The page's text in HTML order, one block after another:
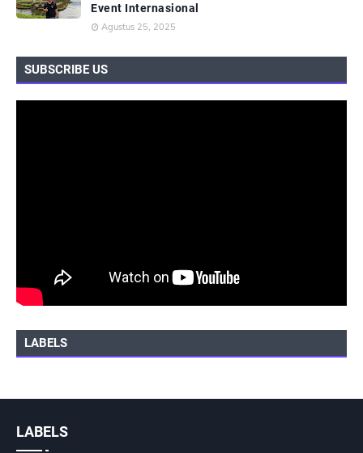
Event Internasional
Agustus 25, 2025
SUBSCRIBE US
LABELS
LABELS